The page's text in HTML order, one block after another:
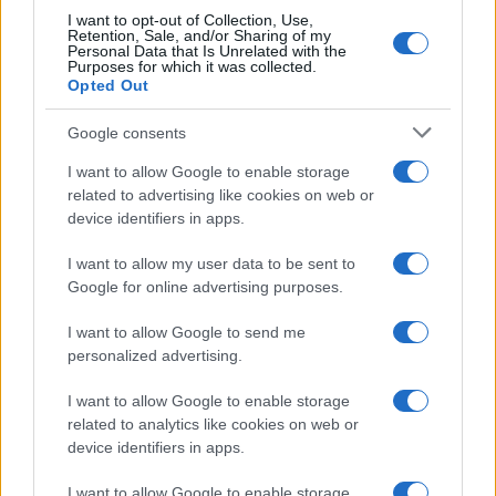
I want to opt-out of Collection, Use,
Retention, Sale, and/or Sharing of my
Personal Data that Is Unrelated with the
Purposes for which it was collected.
Opted Out
Google consents
I want to allow Google to enable storage
related to advertising like cookies on web or
device identifiers in apps.
I want to allow my user data to be sent to
Google for online advertising purposes.
I want to allow Google to send me
personalized advertising.
I want to allow Google to enable storage
related to analytics like cookies on web or
device identifiers in apps.
braccioli regolabili e pistone a gas, caratteristiche
utili per chi usa la postazione sia per giocare sia
per lavorare o studiare.
HyperXpresente nel nostro catalogo con accessori
pensati per chi vuole completare la postazione con
prodotti dal taglio più specifico per il gioco. È un
marchio da considerare soprattutto quando si
cercano periferiche orientate a sessioni online,
audio e comunicazione.
Big Benoffre accessori gaming e soluzioni legate
all’intrattenimento, con prodotti adatti a chi cerca
alternative pratiche per completare il proprio setup.
Scopri gli accessori PC gaming su Trony e
completa il tuo setup con soluzioni pensate per